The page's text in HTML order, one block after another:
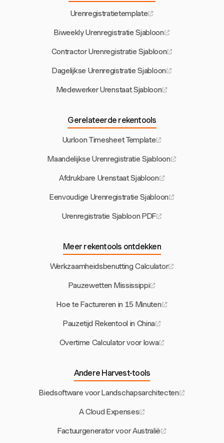
Urenregistratietemplate
Biweekly Urenregistratie Sjabloon
Contractor Urenregistratie Sjabloon
Dagelijkse Urenregistratie Sjabloon
Medewerker Urenstaat Sjabloon
Gerelateerde rekentools
Uurloon Timesheet Template
Maandelijkse Urenregistratie Sjabloon
Afdrukbare Urenstaat Sjabloon
Eenvoudige Urenregistratie Sjabloon
Urenregistratie Sjabloon PDF
Meer rekentools ontdekken
Werkzaamheidsbenutting Calculator
Pauzewetten Mississippi
Hoe te Factureren in 15 Minuten
Pauzetijd Rekentool in China
Overtime Calculator voor Iowa
Andere Harvest-tools
Biedsoftware voor Landschapsarchitecten
A Cloud Expenses
Factuurgenerator voor Australië